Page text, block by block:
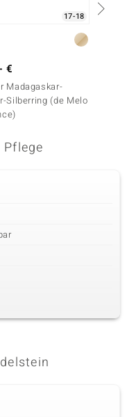
17-18
€
Madagaskar-
Silberring (de Melo